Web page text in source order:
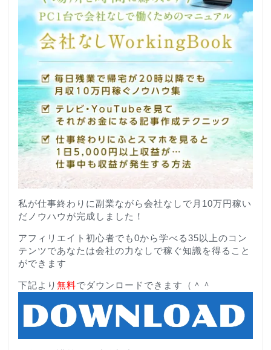
私が仕事終わりに副業ながら会社なしで月10万円稼い
だノウハウが完成しました！
アフィリエイト初心者でも0から学べる35以上のコン
テンツであなたは会社の力なしで稼ぐ知識を得ること
ができます
下記より 無料でダウンロードできます（＾＾